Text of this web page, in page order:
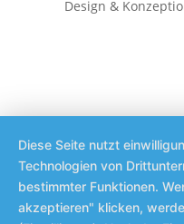
Design &
Diese Seite nutzt
Technologien von
bestimmter Funktionen.
akzeptieren" klicken,